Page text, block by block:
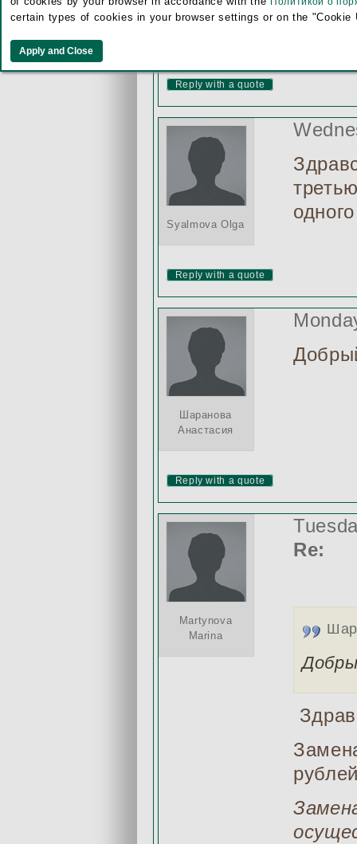
Reply with a quote
Syalmova Olga
Reply with a quote
Шаранова
Анастасия
Reply with a quote
Martynova
Marina
Re:
certain types of cookies in your browser settings or on the "Cookie